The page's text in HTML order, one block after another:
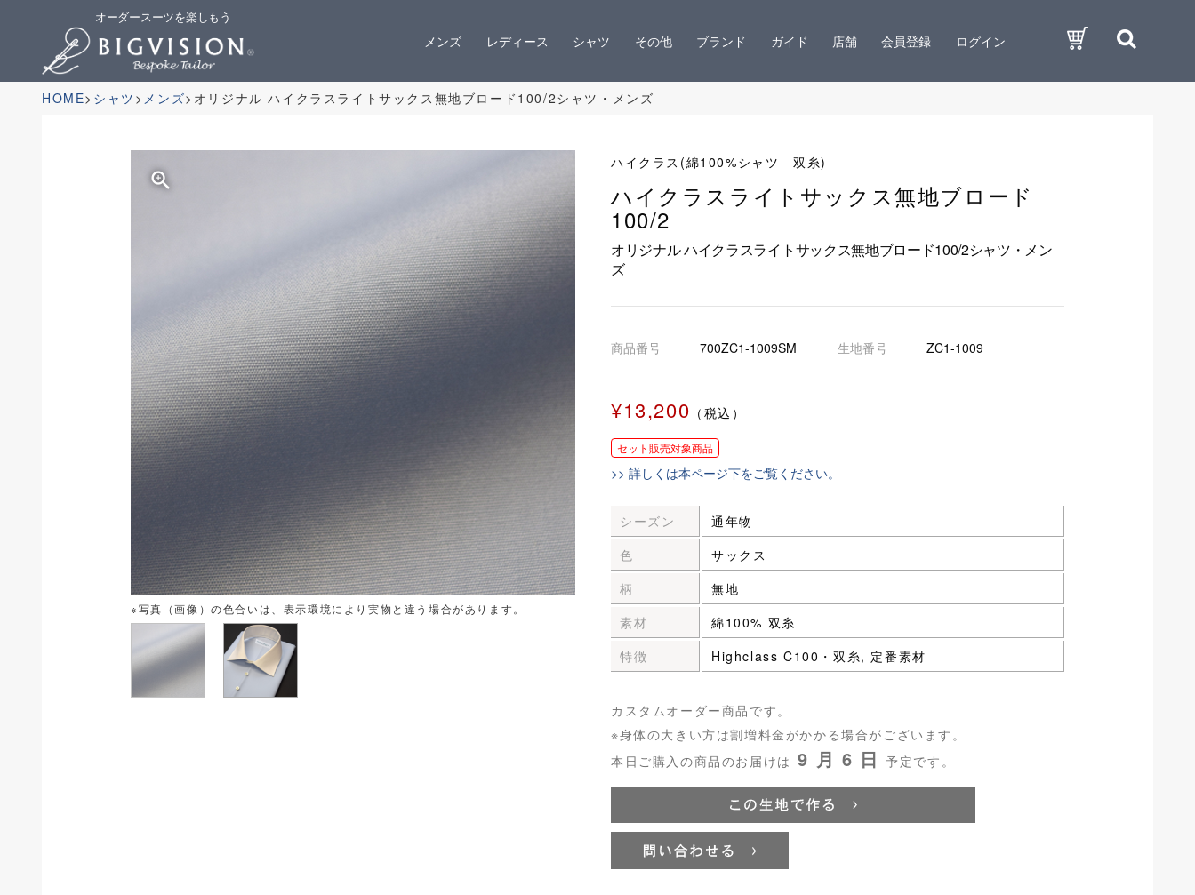
オーダースーツを楽しもう
メンズ レディース シャツ その他 ブランド ガイド 店舗 会員登録 ログイン
HOME シャツ メンズ オリジナル ハイクラスライトサックス無地ブロード100/2シャツ・メンズ
zoom_in
※写真（画像）の色合いは、表示環境により実物と違う場合があります。
ハイクラス(綿100%シャツ 双糸)
ハイクラスライトサックス無地ブロード
100/2
オリジナル ハイクラスライトサックス無地ブロード100/2シャツ・メン
ズ
商品番号 700ZC1-1009SM 生地番号 ZC1-1009
¥13,200 （税込）
セット販売対象商品
>> 詳しくは本ページ下をご覧ください。
シーズン
通年物
色
サックス
柄
無地
素材
綿100% 双糸
特徴
Highclass C100・双糸, 定番素材
カスタムオーダー商品です。
※身体の大きい方は割増料金がかかる場合がございます。
本日ご購入の商品のお届けは 9 月 6 日予定です。